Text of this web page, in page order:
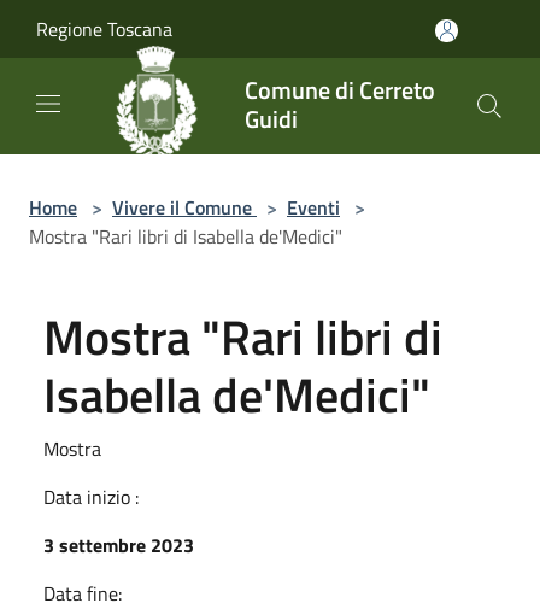
Regione Toscana
Comune di Cerreto
Guidi
Home > Vivere il Comune > Eventi >
Mostra "Rari libri di Isabella de'Medici"
Mostra "Rari libri di
Isabella de'Medici"
Mostra
Data inizio :
3 settembre 2023
Data fine: